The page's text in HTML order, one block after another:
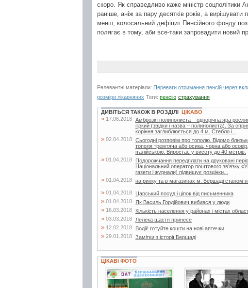
скоро. Як справедливо каже міністр соцполітики
раніше, аніж за пару десятків років, а
менш, колосальний дефіцит Пенсійного фонду
полягає в тому, аби все-таки запровадити новий
Релевантні матеріали: Переваги отримання пенсій через
розміри лікарняних Теги: пенсію страхування
ДИВІТЬСЯ ТАКОЖ В РОЗДІЛІ ЦІКАВО
» 17.06.2018 Амброзія полинолиста – однорічна яра
гіркий (звідки і назва – полинолиста). За
коріння заглиблюється до 4 м. Стебло і...
» 02.04.2018 Сьогодні розповім про тополю. Відомо
тополя тремтяча або осика, чорна або
італійською. Виростає у висоту до 40 метрів.
» 01.04.2018
Подорожчання передплати на друковані
Національний оператор поштового зв’язку
газети і журнали) підвищує розцінки...
» 01.04.2018 на ринку та в магазинах м. Бершаді станом
» 01.04.2018 Царський посуд і ціпок від письменника
» 01.04.2018 Як Василь Гордійович вибився у люди
» 16.03.2018 Кількість населення у районах і містах
» 03.03.2018 Лелека щастя принесе
» 12.02.2018 Водії! готуйте кошти на нові аптечки
» 29.01.2018 Замітки з історії Бершаді
ЦІКАВІ ФОТО
9 фото 4 фото